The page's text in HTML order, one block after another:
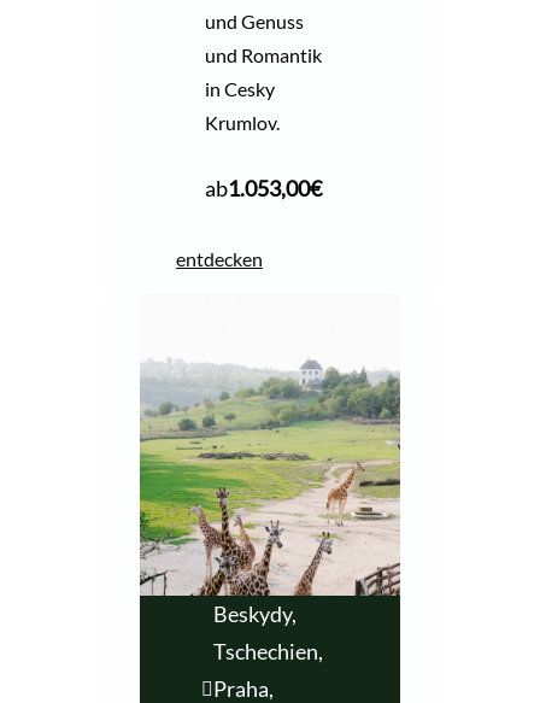
und Genuss
und Romantik
in Cesky
Krumlov.
ab1.053,00€
entdecken
Beskydy,
Tschechien,
Praha,